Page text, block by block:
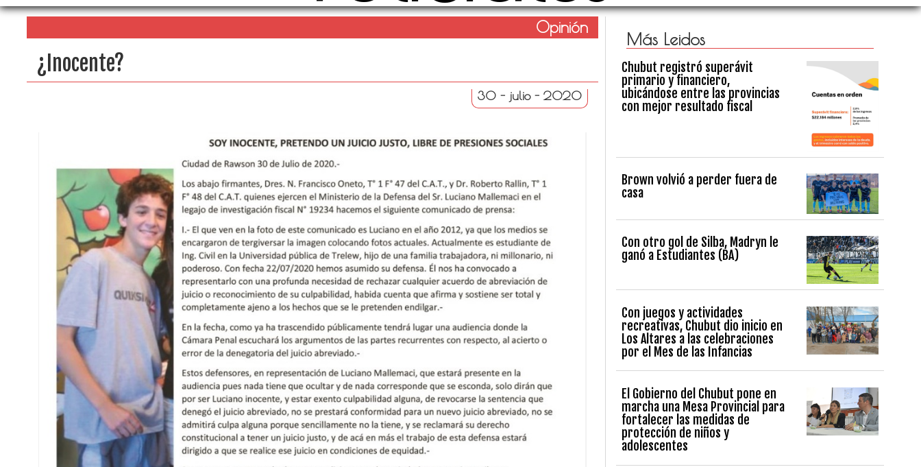
Opinión
¿Inocente?
30 - julio - 2020
Más Leidos
Chubut registró superávit
primario y financiero,
ubicándose entre las provincias
con mejor resultado fiscal
Brown volvió a perder fuera de
casa
Con otro gol de Silba, Madryn le
ganó a Estudiantes (BA)
Con juegos y actividades
recreativas, Chubut dio inicio en
Los Altares a las celebraciones
por el Mes de las Infancias
El Gobierno del Chubut pone en
marcha una Mesa Provincial para
fortalecer las medidas de
protección de niños y
adolescentes